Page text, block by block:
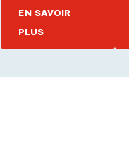
EN SAVOIR
PLUS